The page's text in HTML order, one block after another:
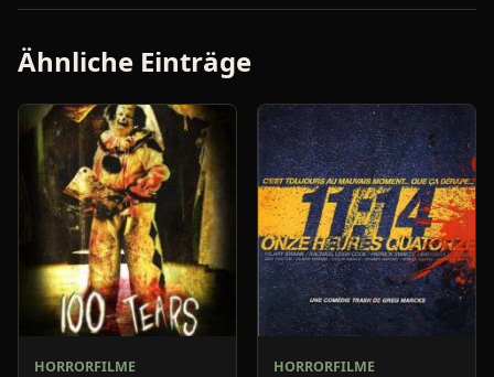
Ähnliche Einträge
HORRORFILME HORRORFILME